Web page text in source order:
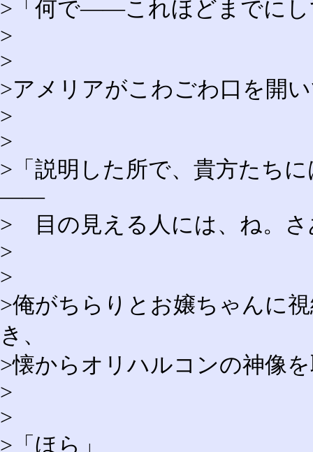
>「何で――これほどまでに
>
>
>アメリアがこわごわ口を開
>
>
>「説明した所で、貴方たち
――
> 目の見える人には、ね。
>
>
>俺がちらりとお嬢ちゃんに
き、
>懐からオリハルコンの神像
>
>
>「ほら」